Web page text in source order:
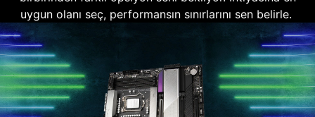
uygun olanı seç, performansın sınırlarını sen belirle.